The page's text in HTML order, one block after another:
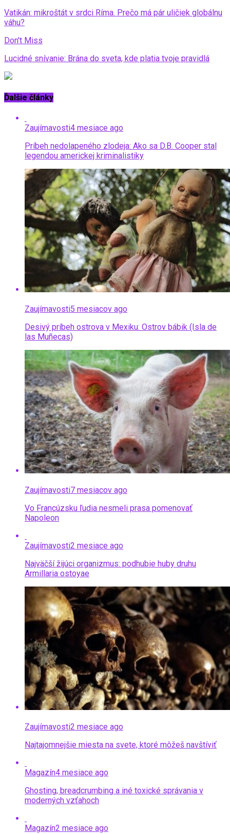
Vatikán: mikroštát v srdci Ríma. Prečo má pár uličiek globálnu
váhu?
Don't Miss
Lucidné snívanie: Brána do sveta, kde platia tvoje pravidlá
Ďalšie články
Zaujímavosti4 mesiace ago
Príbeh nedolapeného zlodeja: Ako sa D.B. Cooper stal
legendou americkej kriminalistiky
Zaujímavosti5 mesiacov ago
Desivý príbeh ostrova v Mexiku: Ostrov bábik (Isla de
las Muñecas)
Zaujímavosti7 mesiacov ago
Vo Francúzsku ľudia nesmeli prasa pomenovať
Napoleon
Zaujímavosti2 mesiace ago
Najväčší žijúci organizmus: podhubie huby druhu
Armillaria ostoyae
Zaujímavosti2 mesiace ago
Najtajomnejšie miesta na svete, ktoré môžeš navštíviť
Magazín4 mesiace ago
Ghosting, breadcrumbing a iné toxické správania v
moderných vzťahoch
Magazín2 mesiace ago